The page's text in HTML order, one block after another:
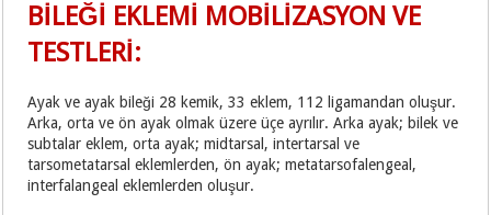
BİLEĞİ EKLEMİ MOBİLİZASYON VE
TESTLERİ:
Ayak ve ayak bileği 28 kemik, 33 eklem, 112 ligamandan oluşur.
Arka, orta ve ön ayak olmak üzere üçe ayrılır. Arka ayak; bilek ve
subtalar eklem, orta ayak; midtarsal, intertarsal ve
tarsometatarsal eklemlerden, ön ayak; metatarsofalengeal,
interfalangeal eklemlerden oluşur.